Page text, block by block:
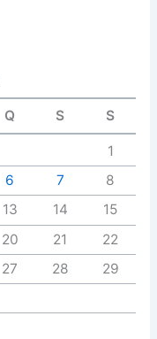
Q S S
1
6 7
8
13 14
15
20 21
22
27 28
29